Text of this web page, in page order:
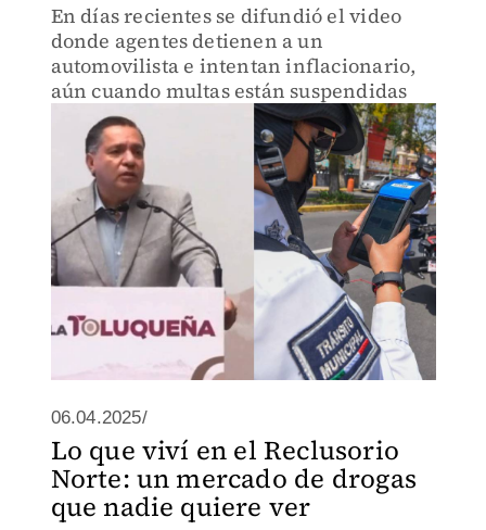
En días recientes se difundió el video
donde agentes detienen a un
automovilista e intentan inflacionario,
aún cuando multas están suspendidas
06.04.2025/
Lo que viví en el Reclusorio
Norte: un mercado de drogas
que nadie quiere ver